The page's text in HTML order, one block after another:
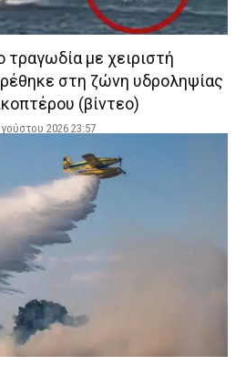
τραγωδία με χειριστή
στη ζώνη υδροληψίας
(βίντεο)
2026 23:57